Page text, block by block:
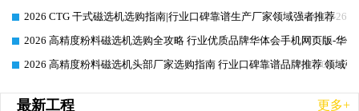
2026-06-26
2026 CTG 干式磁选机选购指南|行业口碑靠谱生产厂家领域强者推荐
2026-06-26
2026 高精度粉料磁选机选购全攻略 行业优质品牌华体会手机网页版-华
2026-06-26
2026 高精度粉料磁选机头部厂家选购指南 行业口碑靠谱品牌推荐 领域
最新工程 更多+